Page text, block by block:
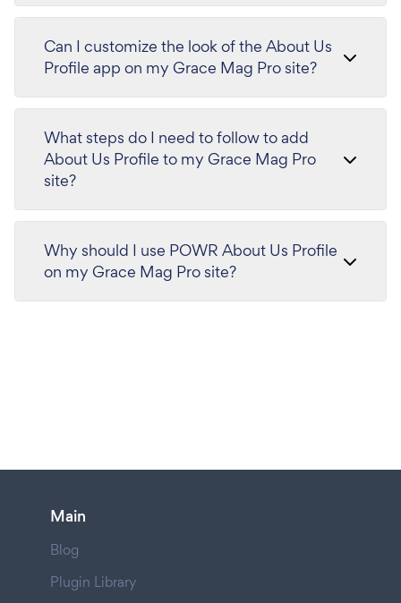
Can I customize the look of the About Us
Profile app on my Grace Mag Pro site?
What steps do I need to follow to add
About Us Profile to my Grace Mag Pro
site?
Why should I use POWR About Us Profile
on my Grace Mag Pro site?
Main
Blog
Plugin Library